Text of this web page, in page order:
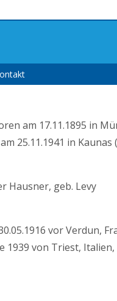
am 17.11.1895 in
25.11.1941 in Kaunas
Hausner, geb. Levy
vor Verdun,
1939 von Triest,